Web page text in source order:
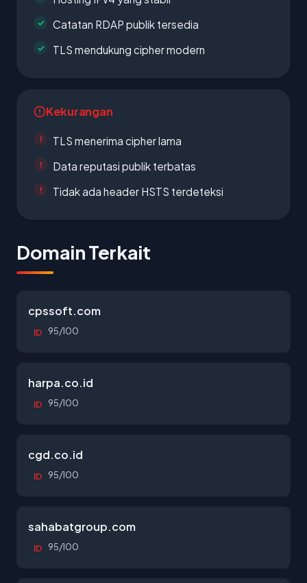
Catatan RDAP publik tersedia
TLS mendukung cipher modern
Kekurangan
TLS menerima cipher lama
Data reputasi publik terbatas
Tidak ada header HSTS terdeteksi
Domain Terkait
cpssoft.com
ID 95/100
harpa.co.id
ID 95/100
cgd.co.id
ID 95/100
sahabatgroup.com
ID 95/100